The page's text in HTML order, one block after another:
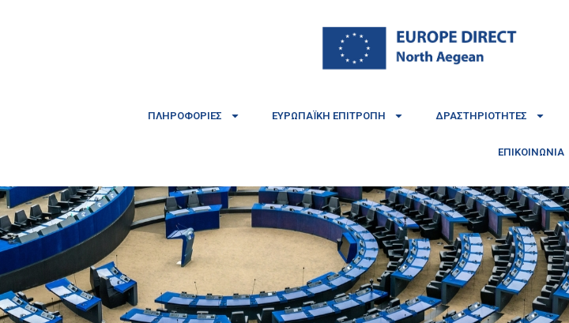
ΠΛΗΡΟΦΟΡΊΕΣ ΕΥΡΩΠΑΪΚΉ ΕΠΙΤΡΟΠΉ ΔΡΑΣΤΗΡΙΌΤΗΤΕΣ
ΕΠΙΚΟΙΝΩΝΊΑ